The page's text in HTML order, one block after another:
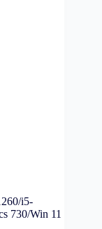
i5-
730/Win 11